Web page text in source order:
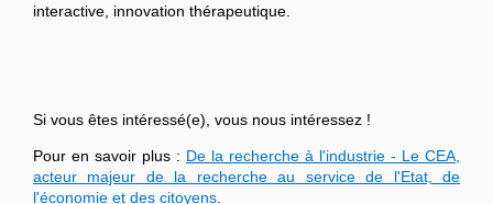
interactive, innovation thérapeutique.
Si vous êtes intéressé(e), vous nous intéressez !
Pour en savoir plus : De la recherche à l'industrie - Le CEA,
acteur majeur de la recherche au service de l'Etat, de
l'économie et des citoyens